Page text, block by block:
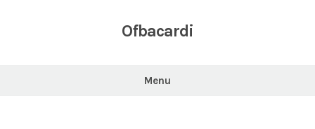
Ofbacardi
Menu